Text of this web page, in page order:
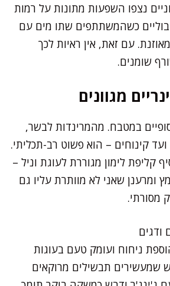
נצפו השפעות מתונות על רמות
כשהמשתתפים שתו מים עם
עם זאת, אין ראיות לכך
שומנים.
מגוונים
במטבח. מהמרינדות לבשר,
ועד קינוחים – הוא פשוט רב-תכליתי.
קליפת לימון מגוררת לעוגת וניל –
ומרענן שאני לא מוותרת עליו גם
מסורתי.
ודגים
ניחוח ועומק טעם בעוגות
שמעשירים תבשילים מרוקאים